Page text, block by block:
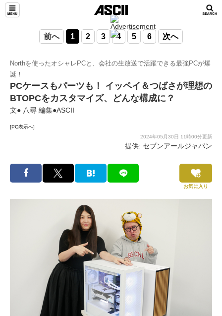
前へ 1 2 3 4 5 6 次へ
Northを使ったオシャレPCと、会社の生放送で活躍できる最強PCが爆
誕！
PCケースもパーツも！ イッペイ＆つばさが理想の
BTOPCをカスタマイズ、どんな構成に？
文● 八尋 編集●ASCII
[PC表示へ]
2024年05月30日 11時00分更新
提供: セブンアールジャパン
お気に入り